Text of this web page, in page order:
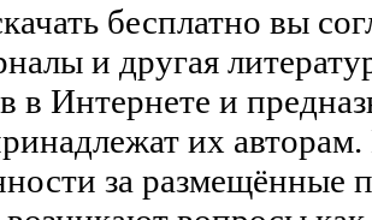
бесплатно вы
и другая
в Интернете и
их
за размещённые